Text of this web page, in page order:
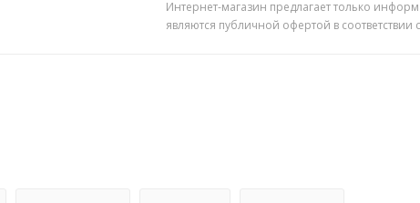
Интернет-магазин предлагает только
являются публичной офертой в